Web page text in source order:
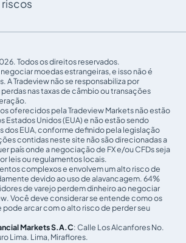
Todos os direitos reservados.
moedas estrangeiras, e isso não é
A Tradeview não se responsabiliza por
nas taxas de câmbio ou transações
oferecidos pela Tradeview Markets não estão
Estados Unidos (EUA) e não estão sendo
dos EUA, conforme definido pela legislação
contidas neste site não são direcionadas a
país onde a negociação de FX e/ou CFDs seja
leis ou regulamentos locais.
complexos e envolvem um alto risco de
devido ao uso de alavancagem. 64%
de varejo perdem dinheiro ao negociar
Você deve considerar se entende como os
pode arcar com o alto risco de perder seu
Markets S.A.C: Calle Los Alcanfores No.
Lima. Lima, Miraflores.